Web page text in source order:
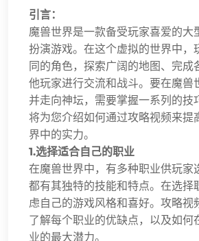
引言：
魔兽世界是一款备受玩家喜爱的大
扮演游戏。在这个虚拟的世界中，
同的角色，探索广阔的地图、完成
他玩家进行交流和战斗。要在魔兽
并走向神坛，需要掌握一系列的技
将为您介绍如何通过攻略视频来提
界中的实力。
1.选择适合自己的职业
在魔兽世界中，有多种职业供玩家
都有其独特的技能和特点。在选择
虑自己的游戏风格和喜好。攻略视
了解每个职业的优缺点，以及如何
业的最大潜力。